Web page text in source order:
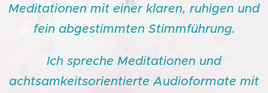
Meditationen mit einer klaren, ruhigen und
fein abgestimmten Stimmführung.
Ich spreche Meditationen und
achtsamkeitsorientierte Audioformate mit